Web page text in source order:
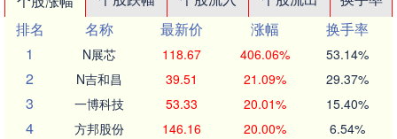
排名
名称 最新价 涨幅
换手率
1
N展芯 118.67 406.06% 53.14%
2 N吉和昌 39.51 21.09% 29.37%
3 一博科技 53.33 20.01% 15.40%
4 方邦股份 146.16 20.00% 6.54%